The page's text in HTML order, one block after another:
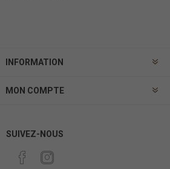
INFORMATION
MON COMPTE
SUIVEZ-NOUS